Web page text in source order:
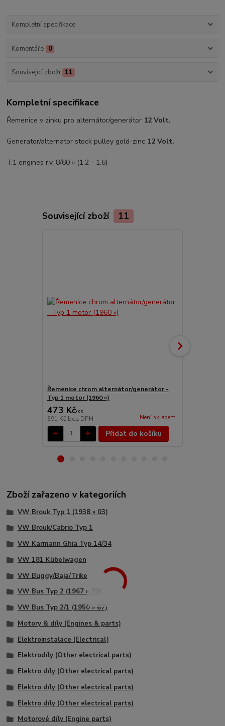
Kompletní specifikace
Komentáře 0
Související zboží 11
Kompletní specifikace
Řemenice v zinku pro alternátor/generátor 12 Volt.
Generator/alternator stock pulley gold-zinc 12 Volt.
T.1 engines r.v. 8/60 » (1.2 - 1.6)
Související zboží 11
Řemenice chrom alternátor/generátor -
Typ 1 motor (1960 »)
473 Kč/ks
391 Kč bez DPH Není skladem
Přidat do košíku
Zboží zařazeno v kategoriích
VW Brouk Typ 1 (1938 » 03)
VW Brouk/Cabrio Typ 1
VW Karmann Ghia Typ 14/34
VW 181 Kübelwagen
VW Buggy/Baja/Trike
VW Bus Typ 2 (1967 » 79)
VW Bus Typ 2/1 (1950 » 67)
Motory & díly (Engines & parts)
Elektroinstalace (Electrical)
Elektrodíly (Other electrical parts)
Elektro díly (Other electrical parts)
Elektro díly (Other electrical parts)
Elektro díly (Other electrical parts)
Motorové díly (Engine parts)